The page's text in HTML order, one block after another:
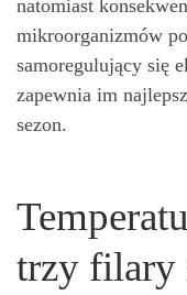
natomiast
mikroorganizmów
samoregulujący się
zapewnia im
sezon.
trzy filary